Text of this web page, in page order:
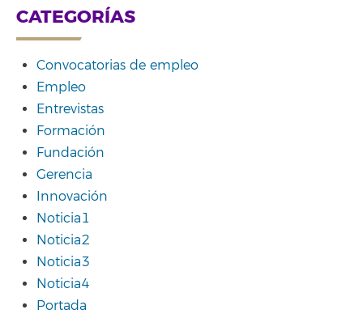
CATEGORÍAS
Convocatorias de empleo
Empleo
Entrevistas
Formación
Fundación
Gerencia
Innovación
Noticia1
Noticia2
Noticia3
Noticia4
Portada